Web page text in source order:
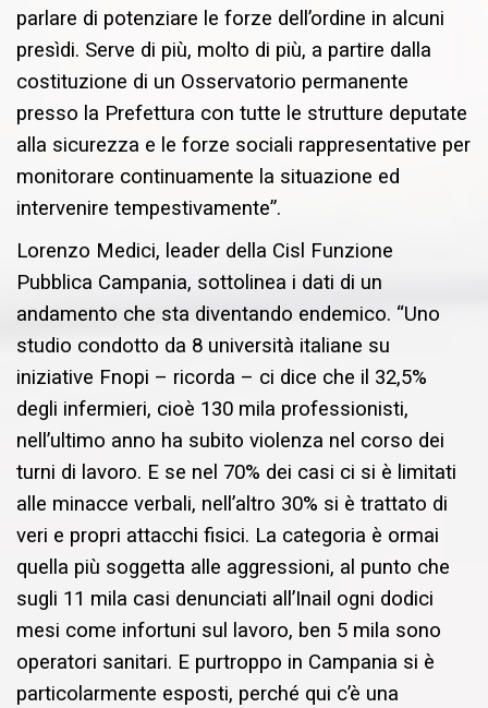
parlare di potenziare le forze dell’ordine in alcuni
presìdi. Serve di più, molto di più, a partire dalla
costituzione di un Osservatorio permanente
presso la Prefettura con tutte le strutture deputate
alla sicurezza e le forze sociali rappresentative per
monitorare continuamente la situazione ed
intervenire tempestivamente”.
Lorenzo Medici, leader della Cisl Funzione
Pubblica Campania, sottolinea i dati di un
andamento che sta diventando endemico. “Uno
studio condotto da 8 università italiane su
iniziative Fnopi – ricorda – ci dice che il 32,5%
degli infermieri, cioè 130 mila professionisti,
nell’ultimo anno ha subito violenza nel corso dei
turni di lavoro. E se nel 70% dei casi ci si è limitati
alle minacce verbali, nell’altro 30% si è trattato di
veri e propri attacchi fisici. La categoria è ormai
quella più soggetta alle aggressioni, al punto che
sugli 11 mila casi denunciati all’Inail ogni dodici
mesi come infortuni sul lavoro, ben 5 mila sono
operatori sanitari. E purtroppo in Campania si è
particolarmente esposti, perché qui c’è una